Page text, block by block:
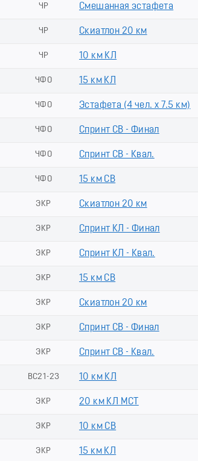
ЧР Смешанная эстафета
ЧР Скиатлон 20 км
ЧР 10 км КЛ
ЧФО 15 км КЛ
ЧФО Эстафета (4 чел. х 7.5 км)
ЧФО Спринт СВ - Финал
ЧФО Спринт СВ - Квал.
ЧФО 15 км СВ
ЭКР Скиатлон 20 км
ЭКР Спринт КЛ - Финал
ЭКР Спринт КЛ - Квал.
ЭКР 15 км СВ
ЭКР Скиатлон 20 км
ЭКР Спринт СВ - Финал
ЭКР Спринт СВ - Квал.
ВС21-23 10 км КЛ
ЭКР 20 км КЛ МСТ
ЭКР 10 км СВ
ЭКР 15 км КЛ